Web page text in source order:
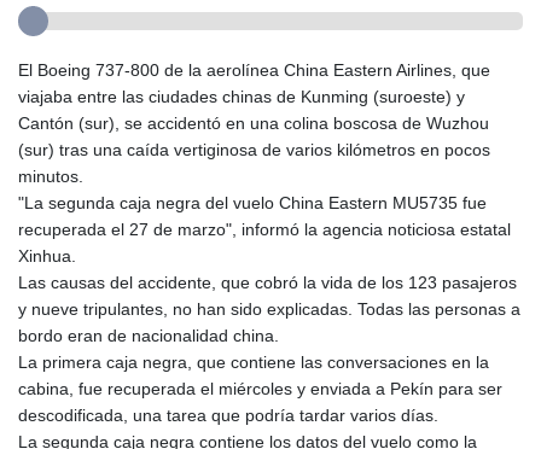
El Boeing 737-800 de la aerolínea China Eastern Airlines, que
viajaba entre las ciudades chinas de Kunming (suroeste) y
Cantón (sur), se accidentó en una colina boscosa de Wuzhou
(sur) tras una caída vertiginosa de varios kilómetros en pocos
minutos.
"La segunda caja negra del vuelo China Eastern MU5735 fue
recuperada el 27 de marzo", informó la agencia noticiosa estatal
Xinhua.
Las causas del accidente, que cobró la vida de los 123 pasajeros
y nueve tripulantes, no han sido explicadas. Todas las personas a
bordo eran de nacionalidad china.
La primera caja negra, que contiene las conversaciones en la
cabina, fue recuperada el miércoles y enviada a Pekín para ser
descodificada, una tarea que podría tardar varios días.
La segunda caja negra contiene los datos del vuelo como la